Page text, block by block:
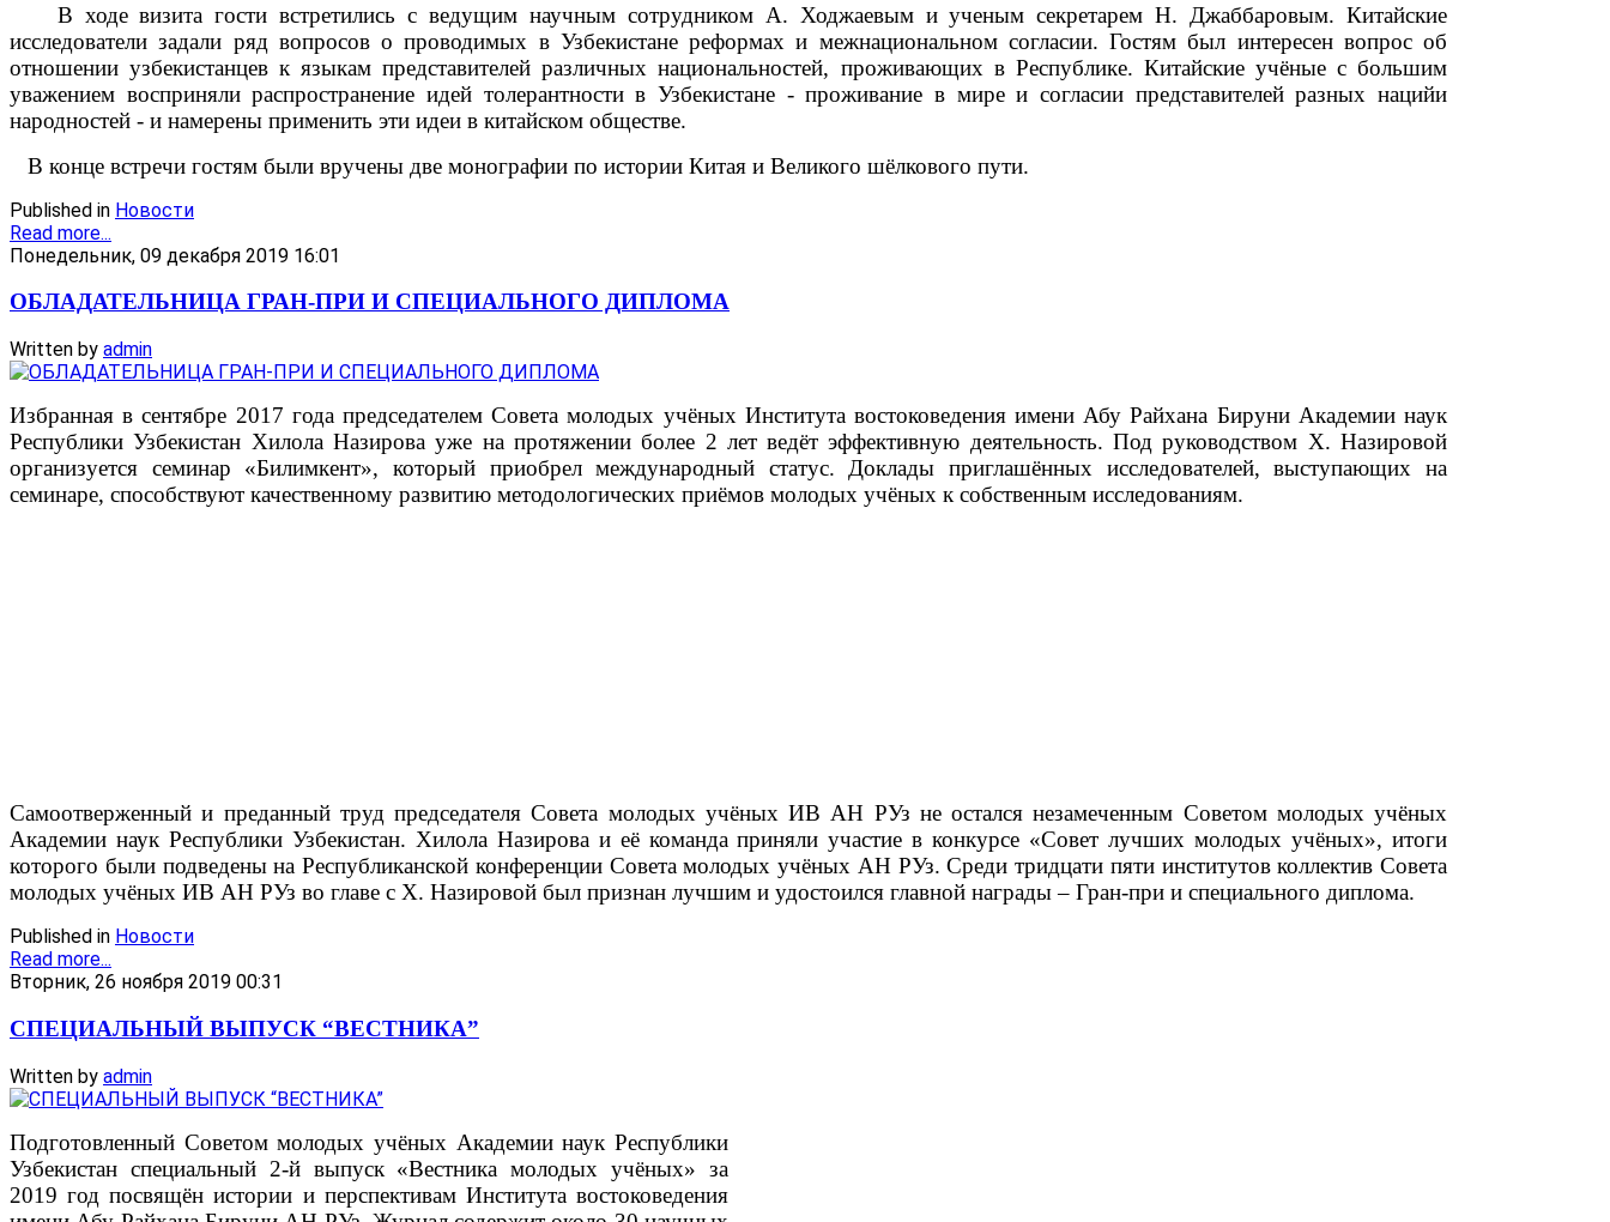
В ходе визита гости встретились с ведущим научным сотрудником А. Ходжаевым и ученым секретарем Н. Джаббaровым. Китайские
исследователи задали ряд вопросов о проводимых в Узбекистане реформах и межнациональном согласии. Гостям был интересен вопрос об
отношении узбекистанцев к языкам представителей различных национальностей, проживающих в Республике. Китайские учёные с большим
уважением восприняли распространение идей толерантности в Узбекистане - проживание в мире и согласии представителей разных нацийи
народностей - и намерены применить эти идеи в китайском обществе.
В конце встречи гостям были вручены две монографии по истории Китая и Великого шёлкового пути.
Published in Новости
Read more...
Понедельник, 09 декабря 2019 16:01
ОБЛАДАТЕЛЬНИЦА ГРАН-ПРИ И СПЕЦИАЛЬНОГО ДИПЛОМА
Written by admin
Избранная в сентябре 2017 года председателем Совета молодых учёных Института востоковедения имени Абу Райхана Бируни Академии наук
Республики Узбекистан Хилола Назирова уже на протяжении более 2 лет ведёт эффективную деятельность. Под руководством Х. Назировой
организуется семинар «Билимкент», который приобрел международный статус. Доклады приглашённых исследователей, выступающих на
семинаре, способствуют качественному развитию методологических приёмов молодых учёных к собственным исследованиям.
Самоотверженный и преданный труд председателя Совета молодых учёных ИВ АН РУз не остался незамеченным Советом молодых учёных
Академии наук Республики Узбекистан. Хилола Назирова и её команда приняли участие в конкурсе «Совет лучших молодых учёных», итоги
которого были подведены на Республиканской конференции Совета молодых учёных АН РУз. Среди тридцати пяти институтов коллектив Совета
молодых учёных ИВ АН РУз во главе с Х. Назировой был признан лучшим и удостоился главной награды – Гран-при и специального диплома.
Published in Новости
Read more...
Вторник, 26 ноября 2019 00:31
СПЕЦИАЛЬНЫЙ ВЫПУСК “ВЕСТНИКА”
Written by admin
Подготовленный Советом молодых учёных Академии наук Республики
Узбекистан специальный 2-й выпуск «Вестника молодых учёных» за
2019 год посвящён истории и перспективам Института востоковедения